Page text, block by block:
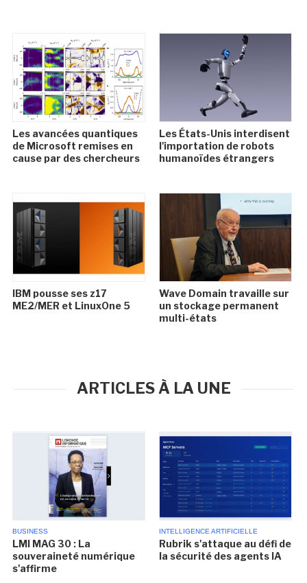
Les avancées quantiques
de Microsoft remises en
cause par des chercheurs
Les États-Unis interdisent
l'importation de robots
humanoïdes étrangers
IBM pousse ses z17
ME2/MER et LinuxOne 5
Wave Domain travaille sur
un stockage permanent
multi-états
ARTICLES À LA UNE
BUSINESS
LMI MAG 30 : La
souveraineté numérique
s'affirme
INTELLIGENCE ARTIFICIELLE
Rubrik s'attaque au défi de
la sécurité des agents IA